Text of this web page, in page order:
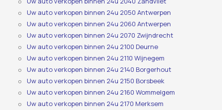
Uw auto verkopen binnen 24u 2050 Antwerpen
Uw auto verkopen binnen 24u 2060 Antwerpen
Uw auto verkopen binnen 24u 2070 Zwijndrecht
Uw auto verkopen binnen 24u 2100 Deurne
Uw auto verkopen binnen 24u 2110 Wijnegem
Uw auto verkopen binnen 24u 2140 Borgerhout
Uw auto verkopen binnen 24u 2150 Borsbeek
Uw auto verkopen binnen 24u 2160 Wommelgem
Uw auto verkopen binnen 24u 2170 Merksem